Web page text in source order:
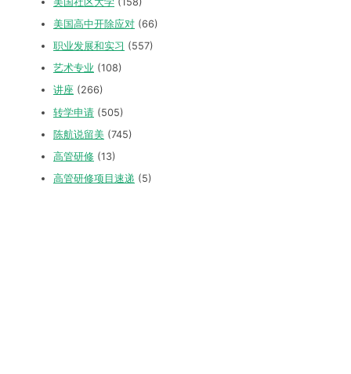
美国高中开除应对 (66)
职业发展和实习 (557)
艺术专业 (108)
讲座 (266)
转学申请 (505)
陈航说留美 (745)
高管研修 (13)
高管研修项目速递 (5)